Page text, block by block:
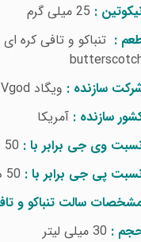
:
25میلی گرم
: تنباکو و تافی کره
سازنده : ویگاد Vgod
سازنده : آمریکا
وی جی برابر با :
پی جی برابر با :
سالت تنباکو و
: